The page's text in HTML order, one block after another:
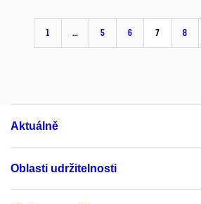
1 … 5 6 7 8
Aktuálně
Oblasti udržitelnosti